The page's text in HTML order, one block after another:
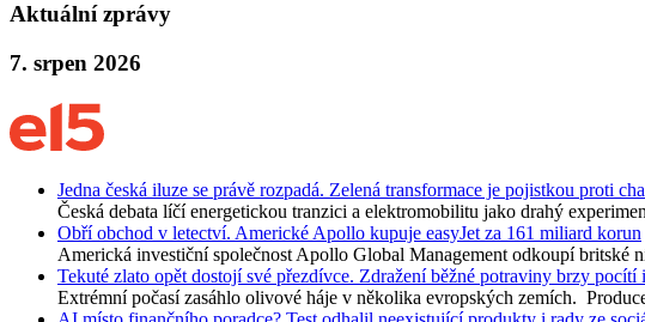
Aktuální zprávy
7. srpen 2026
Jedna česká iluze se právě rozpadá. Zelená transformace je pojistkou proti
Česká debata líčí energetickou tranzici a elektromobilitu jako drahý
Obří obchod v letectví. Americké Apollo kupuje easyJet za 161 miliard korun
Americká investiční společnost Apollo Global Management odkoupí britské
Tekuté zlato opět dostojí své přezdívce. Zdražení běžné potraviny brzy pocítí
Extrémní počasí zasáhlo olivové háje v několika evropských zemích.